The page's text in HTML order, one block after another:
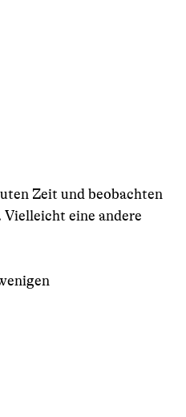
Zeit und beobachten
Vielleicht eine andere